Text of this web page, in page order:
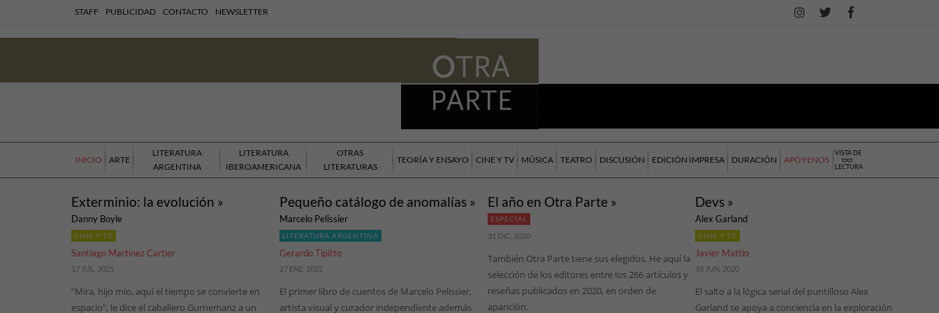
STAFF PUBLICIDAD CONTACTO NEWSLETTER
INICIO ARTE
LITERATURA
ARGENTINA
LITERATURA
IBEROAMERICANA
OTRAS
LITERATURAS
TEORÍA Y ENSAYO CINE Y TV MÚSICA TEATRO DISCUSIÓN EDICIÓN IMPRESA DURACIÓN APÓYENOS
VISTA DE
LECTURA
Exterminio: la evolución »
Danny Boyle
CINE Y TV
Santiago Martínez Cartier
17 JUL, 2025
“Mira, hijo mío, aquí el tiempo se convierte en
espacio”, le dice el caballero Gurnemanz a un
Pequeño catálogo de anomalías »
Marcelo Pelissier
LITERATURA ARGENTINA
Gerardo Tipitto
27 ENE, 2022
El primer libro de cuentos de Marcelo Pelissier,
artista visual y curador independiente además
El año en Otra Parte »
ESPECIAL
31 DIC, 2020
También Otra Parte tiene sus elegidos. He aquí la
selección de los editores entre los 266 artículos y
reseñas publicados en 2020, en orden de
aparición.
Devs »
Alex Garland
CINE Y TV
Javier Mattio
18 JUN, 2020
El salto a la lógica serial del puntilloso Alex
Garland se apoya a conciencia en la exploración